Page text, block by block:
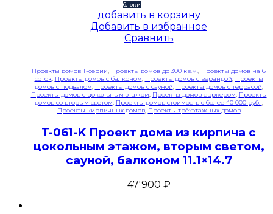
блоки
добавить в корзину
Добавить в избранное
Сравнить
Проекты домов T-серии Проекты домов до 300 кв.м.
Проекты домов на 6
соток, Проекты домов с балконом Проекты домов с верандой Проекты
домов с подвалом Проекты домов с сауной Проекты домов с террасой
Проекты домов с цокольным этажом Проекты домов с эркером Проекты
домов со вторым светом Проекты домов стоимостью более 40 000 руб.
Проекты кирпичных домов, Проекты трёхэтажных домов
T-061-K Проект дома из кирпича с
цокольным этажом, вторым светом,
сауной, балконом 11.1×14.7
47'900 ₽